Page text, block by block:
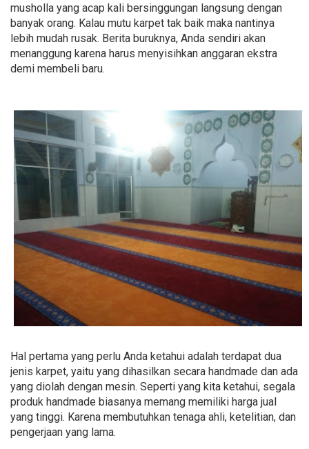
musholla yang acap kali bersinggungan langsung dengan
banyak orang. Kalau mutu karpet tak baik maka nantinya
lebih mudah rusak. Berita buruknya, Anda sendiri akan
menanggung karena harus menyisihkan anggaran ekstra
demi membeli baru.
Hal pertama yang perlu Anda ketahui adalah terdapat dua
jenis karpet, yaitu yang dihasilkan secara handmade dan ada
yang diolah dengan mesin. Seperti yang kita ketahui, segala
produk handmade biasanya memang memiliki harga jual
yang tinggi. Karena membutuhkan tenaga ahli, ketelitian, dan
pengerjaan yang lama.